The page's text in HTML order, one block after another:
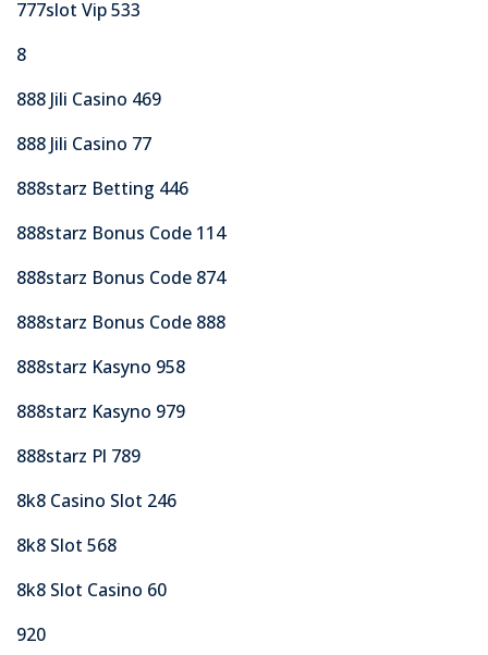
777slot Vip 533
8
888 Jili Casino 469
888 Jili Casino 77
888starz Betting 446
888starz Bonus Code 114
888starz Bonus Code 874
888starz Bonus Code 888
888starz Kasyno 958
888starz Kasyno 979
888starz Pl 789
8k8 Casino Slot 246
8k8 Slot 568
8k8 Slot Casino 60
920